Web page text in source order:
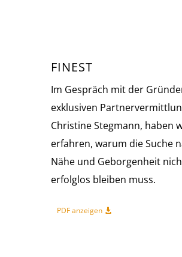
FINEST
Im Gespräch mit der
exklusiven
Christine Stegmann, haben
erfahren, warum die Suche
Nähe und Geborgenheit
erfolglos bleiben muss.
PDF anzeigen